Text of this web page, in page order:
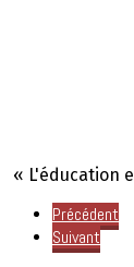
« L'éducation
Précédent
Suivant